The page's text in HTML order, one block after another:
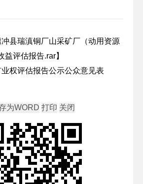
冲县瑞滇铜厂山采矿厂（动用资源
益评估报告.rar】
权评估报告公示公众意见表